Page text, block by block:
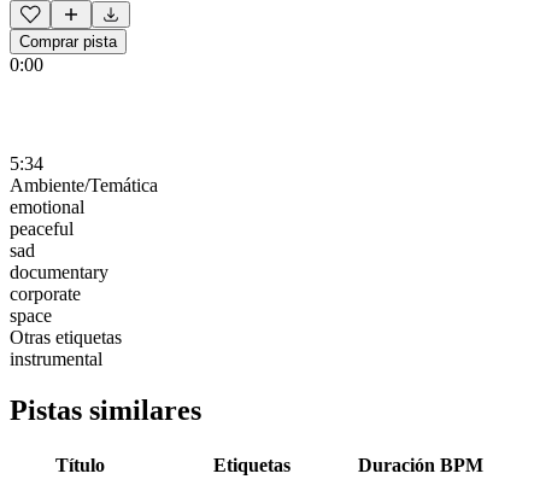
Comprar pista
0:00
5:34
Ambiente/Temática
emotional
peaceful
sad
documentary
corporate
space
Otras etiquetas
instrumental
Pistas similares
Título Etiquetas Duración BPM